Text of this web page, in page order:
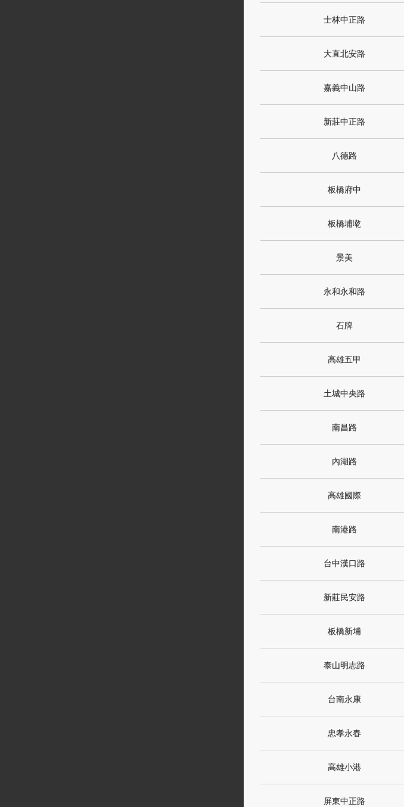
士林中正路
大直北安路
嘉義中山路
新莊中正路
八德路
板橋府中
板橋埔墘
景美
永和永和路
石牌
高雄五甲
土城中央路
南昌路
內湖路
高雄國際
南港路
台中漢口路
新莊民安路
板橋新埔
泰山明志路
台南永康
忠孝永春
高雄小港
屏東中正路